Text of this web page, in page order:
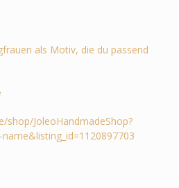
als Motiv, die du passend
JoleoHandmadeShop?